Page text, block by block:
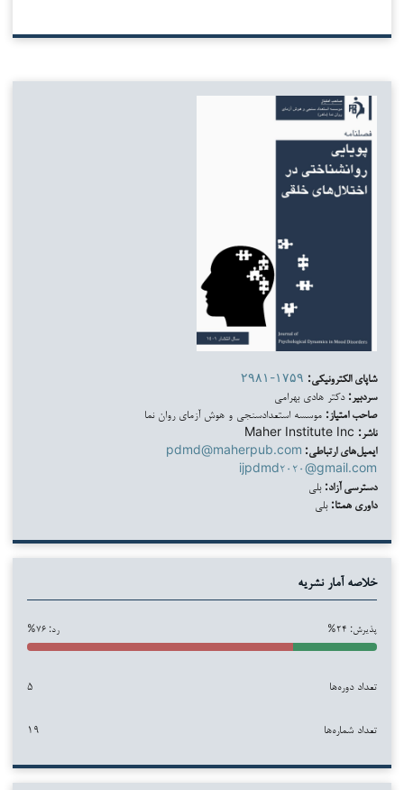
شاپای الکترونیکی: ۲۹۸۱-۱۷۵۹
سردبیر: دکتر هادی بهرامی
صاحب امتیاز: موسسه استعدادسنجی و هوش آزمای روان نما
ناشر:
ایمیل‌های ارتباطی: pdmd@maherpub.com
ijpdmd۲۰۲۰@gmail.com
دسترسی آزاد: بلی
داوری همتا: بلی
خلاصه آمار نشریه
پذیرش: ۲۴% رد: ۷۶%
تعداد دوره‌ها ۵
تعداد شماره‌ها ۱۹